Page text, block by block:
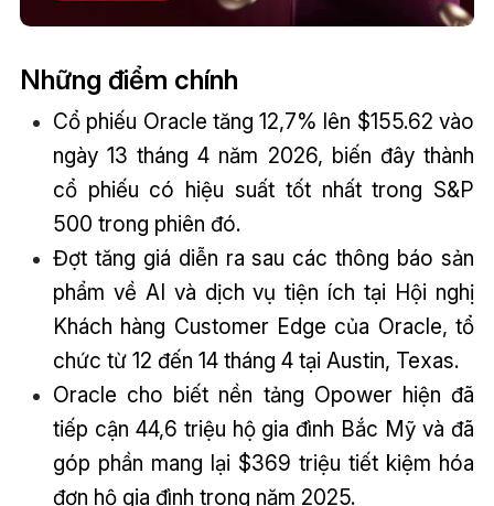
Những điểm chính
Cổ phiếu Oracle tăng 12,7% lên $155.62 vào
ngày 13 tháng 4 năm 2026, biến đây thành
cổ phiếu có hiệu suất tốt nhất trong S&P
500 trong phiên đó.
Đợt tăng giá diễn ra sau các thông báo sản
phẩm về AI và dịch vụ tiện ích tại Hội nghị
Khách hàng Customer Edge của Oracle, tổ
chức từ 12 đến 14 tháng 4 tại Austin, Texas.
Oracle cho biết nền tảng Opower hiện đã
tiếp cận 44,6 triệu hộ gia đình Bắc Mỹ và đã
góp phần mang lại $369 triệu tiết kiệm hóa
đơn hộ gia đình trong năm 2025.